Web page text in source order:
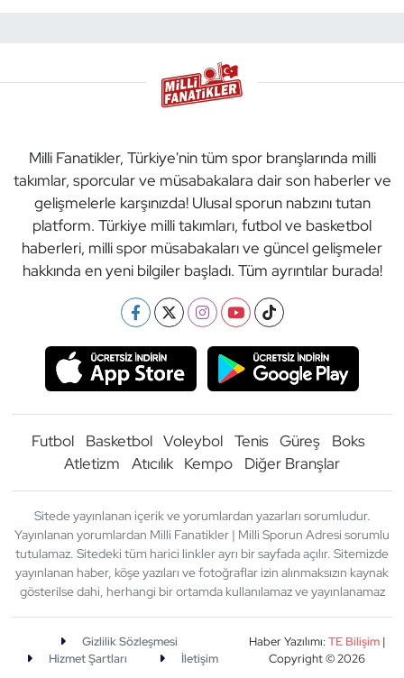
Milli Fanatikler, Türkiye'nin tüm spor branşlarında milli
takımlar, sporcular ve müsabakalara dair son haberler ve
gelişmelerle karşınızda! Ulusal sporun nabzını tutan
platform. Türkiye milli takımları, futbol ve basketbol
haberleri, milli spor müsabakaları ve güncel gelişmeler
hakkında en yeni bilgiler başladı. Tüm ayrıntılar burada!
Futbol Basketbol Voleybol Tenis Güreş
Boks
Atletizm
Atıcılık Kempo Diğer Branşlar
Sitede yayınlanan içerik ve yorumlardan yazarları sorumludur.
Yayınlanan yorumlardan Milli Fanatikler | Milli Sporun Adresi sorumlu
tutulamaz. Sitedeki tüm harici linkler ayrı bir sayfada açılır. Sitemizde
yayınlanan haber, köşe yazıları ve fotoğraflar izin alınmaksızın kaynak
gösterilse dahi, herhangi bir ortamda kullanılamaz ve yayınlanamaz
Gizlilik Sözleşmesi
Hizmet Şartları
İletişim
Haber Yazılımı:TE Bilişim|
Copyright © 2026